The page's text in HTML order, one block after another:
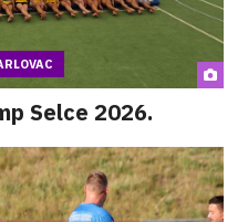
Selce 2026.